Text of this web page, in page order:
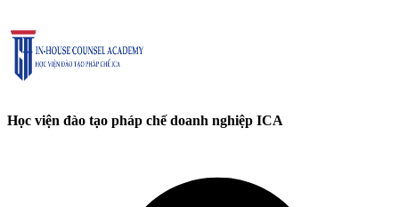
Học viện đào tạo pháp chế doanh nghiệp ICA